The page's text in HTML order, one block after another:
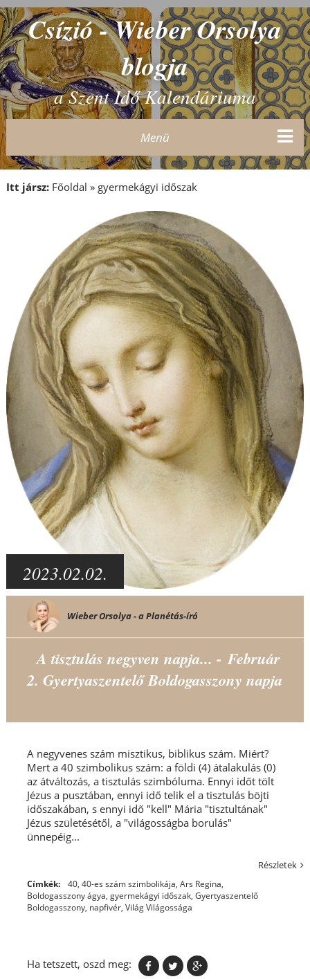
Csízió - Wieber Orsolya
blogja
a Szent Idő Kalendáriuma
Menü
Itt jársz: Főoldal » gyermekágyi időszak
2023.02.02.
Wieber Orsolya - a Planétás-író
A tisztulás negyven napja... - Február
2. Gyertyaszentelő Boldogasszony napja
A negyvenes szám misztikus, biblikus szám. Miért?
Mert a 40 szimbolikus szám: a földi (4) átalakulás (0)
az átváltozás, a tisztulás szimbóluma. Ennyi időt tölt
Jézus a pusztában, ennyi idő telik el a tisztulás böjti
időszakában, s ennyi idő "kell" Mária "tisztultának"
Jézus születésétől, a "világosságba borulás"
ünnepéig...
Részletek
Címkék: 40, 40-es szám szimbolikája, Ars Regina,
Boldogasszony ágya, gyermekágyi időszak, Gyertyaszentelő
Boldogasszony, napfivér, Világ Világossága
Ha tetszett, oszd meg: